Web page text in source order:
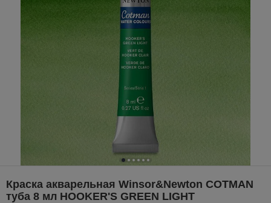
Краска акварельная Winsor&Newton COTMAN
туба 8 мл HOOKER'S GREEN LIGHT